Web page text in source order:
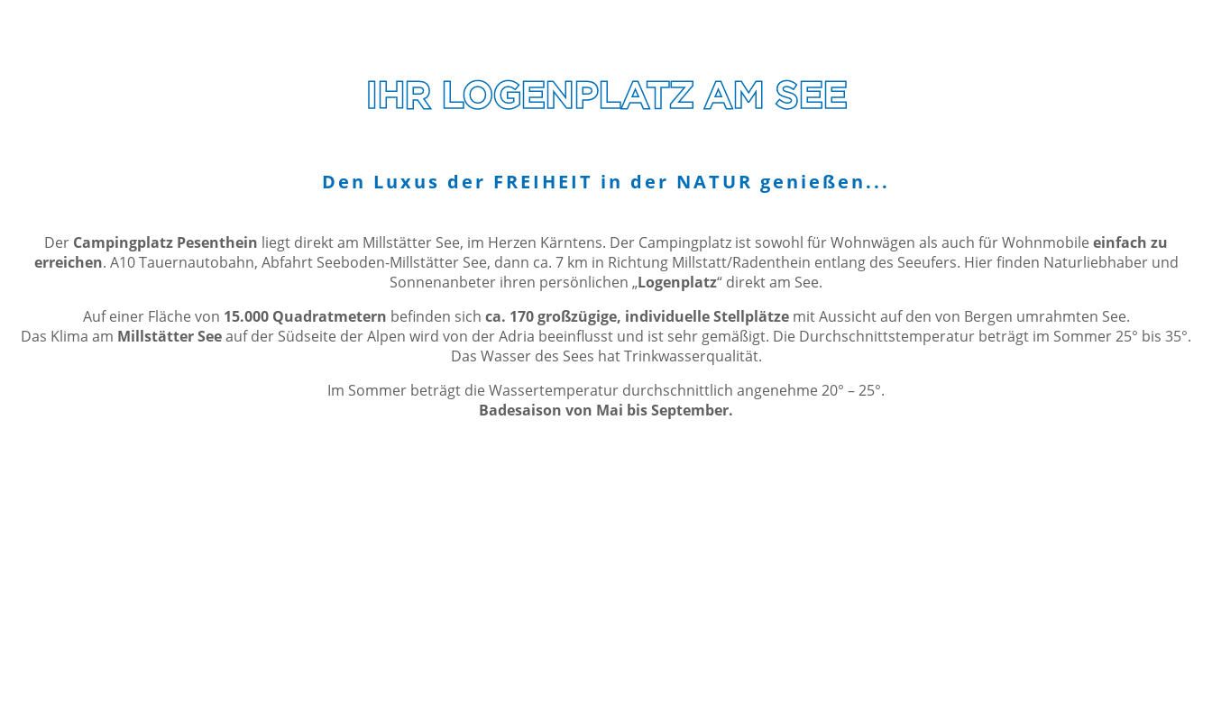
IHR LOGENPLATZ AM SEE
Den Luxus der FREIHEIT in der NATUR genießen...
Der Campingplatz Pesenthein liegt direkt am Millstätter See, im Herzen Kärntens. Der Campingplatz ist sowohl für Wohnwägen als auch für Wohnmobile einfach zu
erreichen. A10 Tauernautobahn, Abfahrt Seeboden-Millstätter See, dann ca. 7 km in Richtung Millstatt/Radenthein entlang des Seeufers. Hier finden Naturliebhaber und
Sonnenanbeter ihren persönlichen „Logenplatz“ direkt am See.
Auf einer Fläche von 15.000 Quadratmetern befinden sich ca. 170 großzügige, individuelle Stellplätzemit Aussicht auf den von Bergen umrahmten See.
Das Klima am Millstätter Seeauf der Südseite der Alpen wird von der Adria beeinflusst und ist sehr gemäßigt. Die Durchschnittstemperatur beträgt im Sommer 25° bis 35°.
Das Wasser des Sees hat Trinkwasserqualität.
Im Sommer beträgt die Wassertemperatur durchschnittlich angenehme 20° – 25°.
Badesaison von Mai bis September.